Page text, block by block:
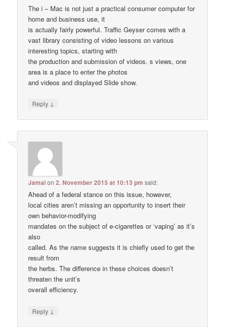
The i – Mac is not just a practical consumer computer for
home and business use, it
is actually fairly powerful. Traffic Geyser comes with a
vast library consisting of video lessons on various
interesting topics, starting with
the production and submission of videos. s views, one
area is a place to enter the photos
and videos and displayed Slide show.
Reply ↓
Jamalon2. November 2015 at 10:13 pm said:
Ahead of a federal stance on this issue, however,
local cities aren’t missing an opportunity to insert their
own behavior-modifying
mandates on the subject of e-cigarettes or ‘vaping’ as it’s
also
called. As the name suggests it is chiefly used to get the
result from
the herbs. The difference in these choices doesn’t
threaten the unit’s
overall efficiency.
Reply ↓